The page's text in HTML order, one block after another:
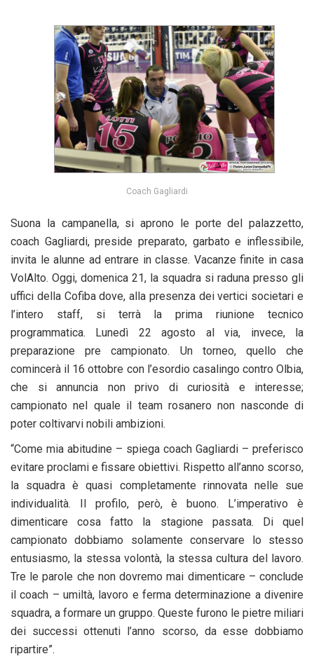
Coach Gagliardi
Suona la campanella, si aprono le porte del palazzetto,
coach Gagliardi, preside preparato, garbato e inflessibile,
invita le alunne ad entrare in classe. Vacanze finite in casa
VolAlto. Oggi, domenica 21, la squadra si raduna presso gli
uffici della Cofiba dove, alla presenza dei vertici societari e
l’intero staff, si terrà la prima riunione tecnico
programmatica. Lunedì 22 agosto al via, invece, la
preparazione pre campionato. Un torneo, quello che
comincerà il 16 ottobre con l’esordio casalingo contro Olbia,
che si annuncia non privo di curiosità e interesse;
campionato nel quale il team rosanero non nasconde di
poter coltivarvi nobili ambizioni.
“Come mia abitudine – spiega coach Gagliardi – preferisco
evitare proclami e fissare obiettivi. Rispetto all’anno scorso,
la squadra è quasi completamente rinnovata nelle sue
individualità. Il profilo, però, è buono. L’imperativo è
dimenticare cosa fatto la stagione passata. Di quel
campionato dobbiamo solamente conservare lo stesso
entusiasmo, la stessa volontà, la stessa cultura del lavoro.
Tre le parole che non dovremo mai dimenticare – conclude
il coach – umiltà, lavoro e ferma determinazione a divenire
squadra, a formare un gruppo. Queste furono le pietre miliari
dei successi ottenuti l’anno scorso, da esse dobbiamo
ripartire”.